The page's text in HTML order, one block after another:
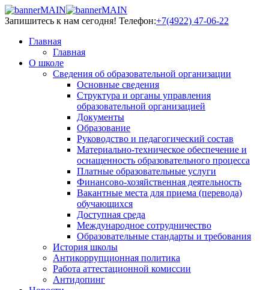
Запишитесь к нам сегодня! Телефон:+7(4922) 47-06-22
Главная
Главная
О школе
Сведения об образовательной организации
Основные сведения
Структура и органы управления
образовательной организацией
Документы
Образование
Руководство и педагогический состав
Материально-техническое обеспечение и
оснащенность образовательного процесса
Платные образовательные услуги
Финансово-хозяйственная деятельность
Вакантные места для приема (перевода)
обучающихся
Доступная среда
Международное сотрудничество
Образовательные стандарты и требования
История школы
Антикоррупционная политика
Работа аттестационной комиссии
Антидопинг